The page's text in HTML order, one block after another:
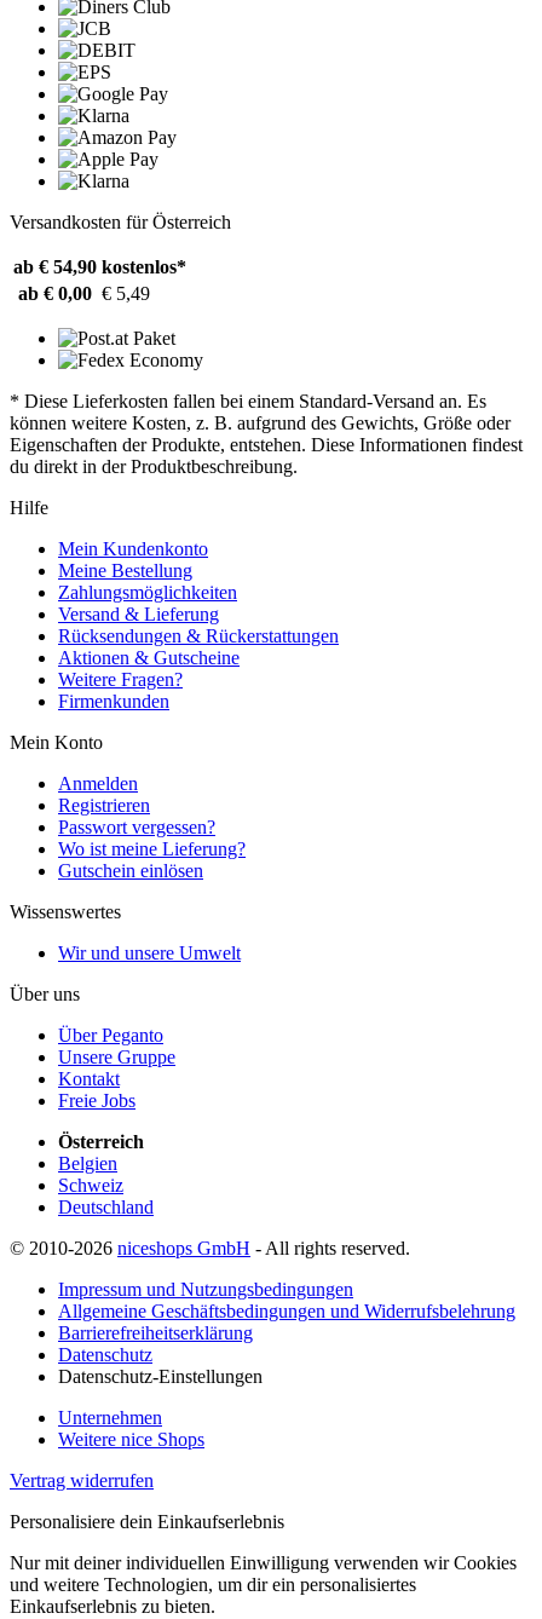
Versandkosten für Österreich
ab € 54,90 kostenlos*
ab € 0,00 € 5,49
* Diese Lieferkosten fallen bei einem Standard-Versand an. Es
können weitere Kosten, z. B. aufgrund des Gewichts, Größe oder
Eigenschaften der Produkte, entstehen. Diese Informationen findest
du direkt in der Produktbeschreibung.
Hilfe
Mein Kundenkonto
Meine Bestellung
Zahlungsmöglichkeiten
Versand & Lieferung
Rücksendungen & Rückerstattungen
Aktionen & Gutscheine
Weitere Fragen?
Firmenkunden
Mein Konto
Anmelden
Registrieren
Passwort vergessen?
Wo ist meine Lieferung?
Gutschein einlösen
Wissenswertes
Wir und unsere Umwelt
Über uns
Über Peganto
Unsere Gruppe
Kontakt
Freie Jobs
Österreich
Belgien
Schweiz
Deutschland
© 2010-2026 niceshops GmbH - All rights reserved.
Impressum und Nutzungsbedingungen
Allgemeine Geschäftsbedingungen und Widerrufsbelehrung
Barrierefreiheitserklärung
Datenschutz
Datenschutz-Einstellungen
Unternehmen
Weitere nice Shops
Vertrag widerrufen
Personalisiere dein Einkaufserlebnis
Nur mit deiner individuellen Einwilligung verwenden wir Cookies
und weitere Technologien, um dir ein personalisiertes
Einkaufserlebnis zu bieten.